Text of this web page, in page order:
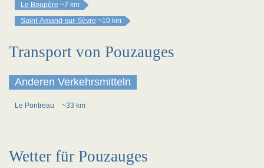
Le Boupère ~7 km
Saint-Amand-sur-Sèvre ~10 km
Transport von Pouzauges
Anderen Verkehrsmitteln
Le Pontreau ~33 km
Wetter für Pouzauges